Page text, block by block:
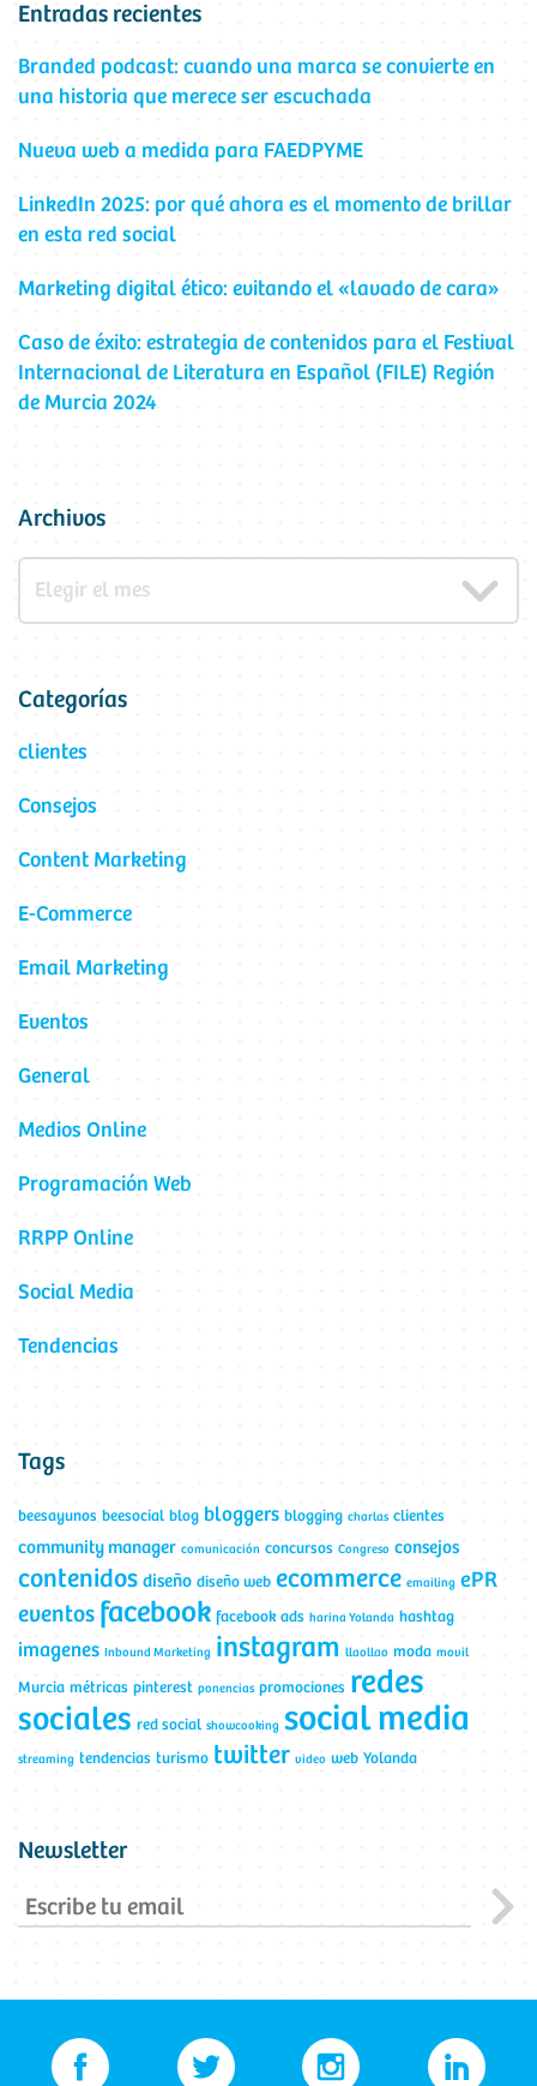
Entradas recientes
Branded podcast: cuando una marca se convierte en
una historia que merece ser escuchada
Nueva web a medida para FAEDPYME
LinkedIn 2025: por qué ahora es el momento de brillar
en esta red social
Marketing digital ético: evitando el «lavado de cara»
Caso de éxito: estrategia de contenidos para el Festival
Internacional de Literatura en Español (FILE) Región
de Murcia 2024
Archivos
Categorías
clientes
Consejos
Content Marketing
E-Commerce
Email Marketing
Eventos
General
Medios Online
Programación Web
RRPP Online
Social Media
Tendencias
Tags
beesayunos beesocial blog bloggers blogging charlas clientes
community manager comunicación concursos Congreso consejos
contenidos diseño diseño web ecommerce emailing ePR
eventos facebook facebook ads harina Yolanda hashtag
imagenes Inbound Marketing instagram llaollao moda movil
Murcia métricas pinterest ponencias promociones redes
sociales red social showcooking social media
streaming tendencias turismo twitter video web Yolanda
Newsletter